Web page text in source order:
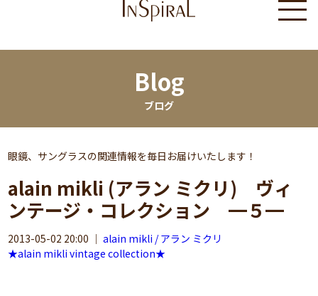
Blog
ブログ
眼鏡、サングラスの関連情報を毎日お届けいたします！
alain mikli (アラン ミクリ) ヴィ
ンテージ・コレクション ━５━
2013-05-02 20:00 ｜alain mikli / アラン ミクリ
★alain mikli vintage collection★